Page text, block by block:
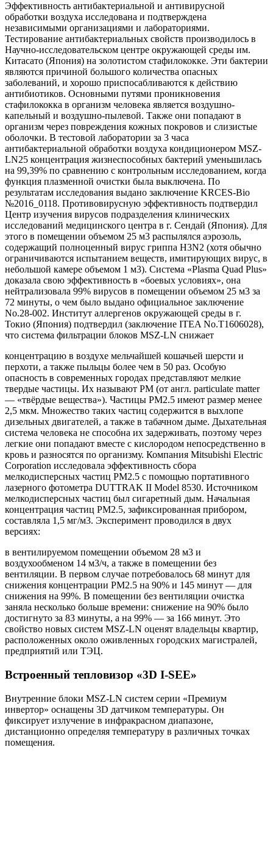
Эффективность антибактериальной и антивирусной
обработки воздуха исследована и подтверждена
независимыми организациями и лабораториями.
Тестирование антибактериальных свойств производилось в
Научно-исследовательском центре окружающей среды им.
Китасато (Япония) на золотистом стафилококке. Эти бактерии
являются причиной большого количества опасных
заболеваний, и хорошо приспосабливаются к действию
антибиотиков. Основными путями проникновения
стафилококка в организм человека является воздушно-
капельный и воздушно-пылевой. Также они попадают в
организм через повреждения кожных покровов и слизистые
оболочки. В тестовой лаборатории за 3 часа
антибактериальной обработки воздуха кондиционером MSZ-
LN25 концентрация жизнеспособных бактерий уменьшилась
на 99,39% по сравнению с контрольным исследованием, когда
функция плазменной очистки была выключена. По
результатам исследования выдано заключение KRCES-Bio
№2016_0118. Противовирусную эффективность подтвердил
Центр изучения вирусов подразделения клинических
исследований медицинского центра в г. Сендай (Япония). Для
этого в помещении объемом 25 м3 распылялся аэрозоль,
содержащий полноценный вирус гриппа H3N2 (хотя обычно
ограничиваются испытанием веществ, имитирующих вирус, в
небольшой камере объемом 1 м3). Система «Plasma Quad Plus»
доказала свою эффективность в «боевых условиях», она
нейтрализовала 99% вирусов в помещении объемом 25 м3 за
72 минуты, о чем было выдано официальное заключение
No.28-002. Институт аллергенов окружающей среды в г.
Токио (Япония) подтвердил (заключение ITEA No.T1606028),
что система фильтрации блоков MSZ-LN снижает
концентрацию в воздухе мельчайшей кошачьей шерсти и
перхоти, а также пыльцы более чем в 50 раз. Особую
опасность в современных городах представляют мелкие
твердые частицы. Их называют PM (от англ. particulate matter
— «твёрдые вещества»). Частицы PM2.5 имеют размер менее
2,5 мкм. Множество таких частиц содержится в выхлопе
дизельных двигателей, а также в табачном дыме. Дыхательная
система человека не способна их задерживать, поэтому через
легкие они попадают вместе с кислородом непосредственно в
кровь и разносятся по организму. Компания Mitsubishi Electric
Corporation исследовала эффективность сбора
мелкодисперсных частиц PM2.5 с помощью портативного
лазерного фотометра DUTTRAK II Model 8530. Источником
мелкодисперсных частиц был сигаретный дым. Начальная
концентрация частиц PM2.5, зафиксированная прибором,
составляла 1,5 мг/м3. Эксперимент проводился в двух
версиях:
в вентилируемом помещении объемом 28 м3 и
воздухообменом 14 м3/ч, а также в помещении без
вентиляции. В первом случае потребовалось 68 минут для
снижения концентрации PM2.5 на 90% и 145 минут — для
снижения на 99%. В помещении без вентиляции очистка
заняла несколько больше времени: снижение на 90% было
достигнуто за 83 минуты, а на 99% — за 166 минут. Это
свойство новых систем MSZ-LN оценят владельцы квартир,
расположенных около оживленных городских магистралей,
предприятий или ТЭЦ.
Встроенный тепловизор «3D I-SEE»
Внутренние блоки MSZ-LN систем серии «Премиум
инвертор» оснащены 3D датчиком температуры. Он
фиксирует излучение в инфракрасном диапазоне,
дистанционно определяя температуру в различных точках
помещения.